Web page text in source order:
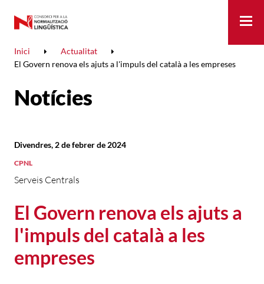
Inici
Actualitat
El Govern renova els ajuts a l'impuls del català a les empreses
Notícies
El Govern renova els ajuts a
l'impuls del català a les
empreses
Serveis Centrals
Divendres, 2 de febrer de 2024
CPNL